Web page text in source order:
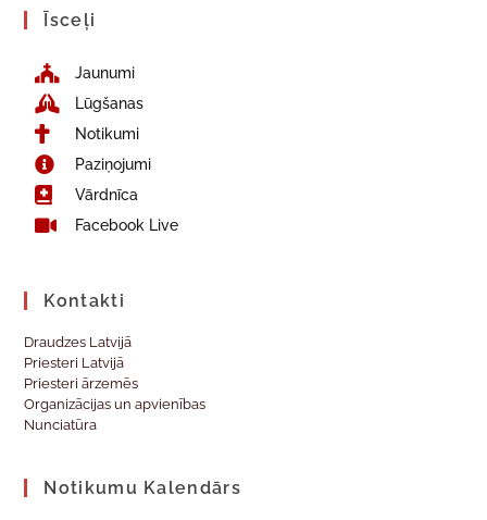
Īsceļi
Jaunumi
Lūgšanas
Notikumi
Paziņojumi
Vārdnīca
Facebook Live
Kontakti
Draudzes Latvijā
Priesteri Latvijā
Priesteri ārzemēs
Organizācijas un apvienības
Nunciatūra
Notikumu Kalendārs